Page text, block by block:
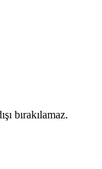
bırakılamaz.